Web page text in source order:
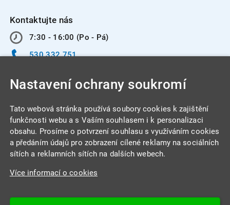
Kontaktujte nás
7:30 - 16:00 (Po - Pá)
530 332 751
INTEGRA CENTRUM s.r.o.
Jabloňová 662/7
Nastavení ochrany soukromí
Tato webová stránka používá soubory cookies k zajištění
funkčnosti webu a s Vaším souhlasem i k personalizaci
obsahu. Prosíme o potvrzení souhlasu s využíváním cookies
a předáním údajů pro zobrazení cílené reklamy na sociálních
sítích a reklamních sítích na dalších webech.
Více informací o cookies